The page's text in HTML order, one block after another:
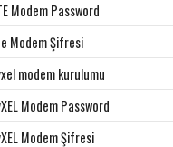
Modem Password
Modem Şifresi
modem kurulumu
Modem Password
Modem Şifresi